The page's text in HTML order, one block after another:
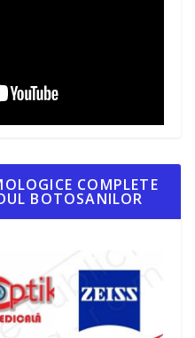
COMPLETE
BOTOSANILOR